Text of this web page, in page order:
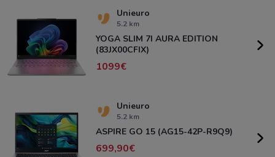
Unieuro
5.2 km
YOGA SLIM 7I AURA EDITION
(83JX00CFIX)
1099
Unieuro
5.2 km
ASPIRE GO 15 (AG15-42P-R9Q9)
699,90